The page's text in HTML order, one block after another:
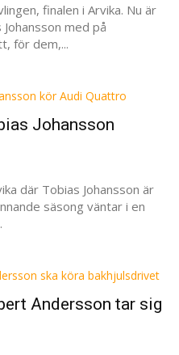
finalen i Arvika. Nu är
med på
för dem,...
Johansson
där Tobias Johansson är
säsong väntar i en
Andersson tar sig